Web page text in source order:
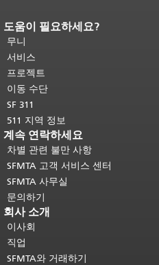
페이지 내용 끝입니다.이 페이지의 나
머지 내용은 모든 페이지에 반복됩니
다.메인 콘텐츠 상단으로 돌아가려면
여기를 클릭하십시오
도움이 필요하세요?
무니
서비스
프로젝트
이동 수단
SF 311
511 지역 정보
계속 연락하세요
차별 관련 불만 사항
SFMTA 고객 서비스 센터
SFMTA 사무실
문의하기
회사 소개
이사회
직업
SFMTA와 거래하기